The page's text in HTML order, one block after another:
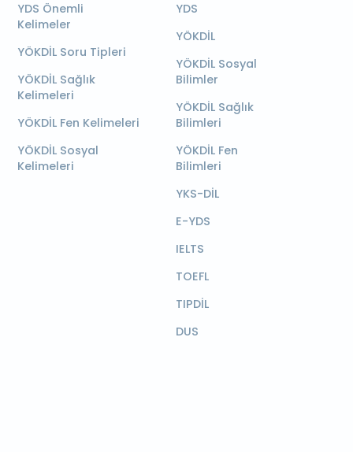
YDS Önemli
Kelimeler
YÖKDİL Soru Tipleri
YÖKDİL Sağlık
Kelimeleri
YÖKDİL Fen Kelimeleri
YÖKDİL Sosyal
Kelimeleri
YDS
YÖKDİL
YÖKDİL Sosyal
Bilimler
YÖKDİL Sağlık
Bilimleri
YÖKDİL Fen
Bilimleri
YKS-DİL
E-YDS
IELTS
TOEFL
TIPDİL
DUS